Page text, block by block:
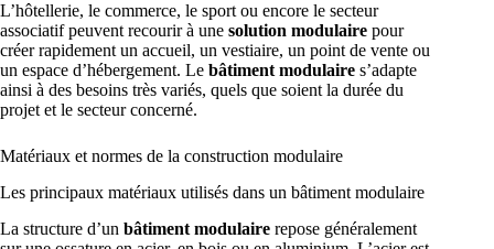
L’hôtellerie, le commerce, le sport ou encore le secteur
associatif peuvent recourir à une solution modulaire pour
créer rapidement un accueil, un vestiaire, un point de vente ou
un espace d’hébergement. Le bâtiment modulaire s’adapte
ainsi à des besoins très variés, quels que soient la durée du
projet et le secteur concerné.
Matériaux et normes de la construction modulaire
Les principaux matériaux utilisés dans un bâtiment modulaire
La structure d’un bâtiment modulaire repose généralement